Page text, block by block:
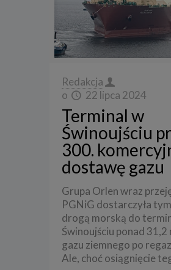
Redakcja
o
22 lipca 2024
Terminal w
Świnoujściu
300.
dostawę gazu
Grupa Orlen wraz
PGNiG dostarczyła
drogą morską do
Świnoujściu ponad 31,2
gazu ziemnego po
Ale, choć osiągnięcie